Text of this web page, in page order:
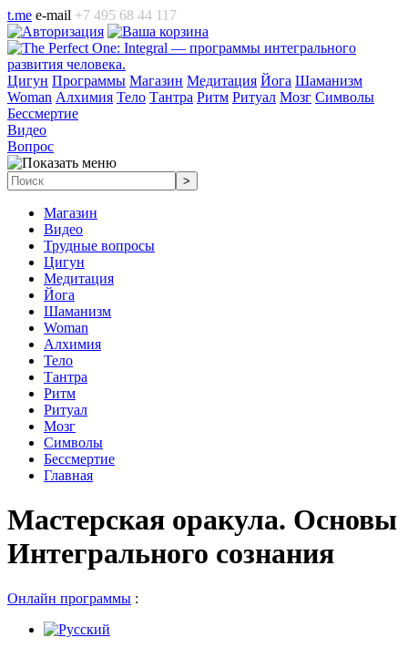
t.me e-mail +7 495 68 44 117
Цигун Программы Магазин Медитация Йога Шаманизм
Woman Алхимия Тело Тантра Ритм Ритуал Мозг Символы
Бессмертие
Видео
Вопрос
Магазин
Видео
Трудные вопросы
Цигун
Медитация
Йога
Шаманизм
Woman
Алхимия
Тело
Тантра
Ритм
Ритуал
Мозг
Символы
Бессмертие
Главная
Мастерская оракула. Основы
Интегрального сознания
Онлайн программы :